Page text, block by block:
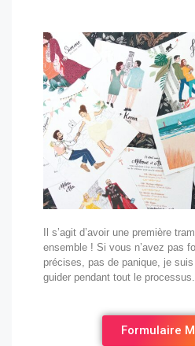
Il s’agit d’avoir une première
ensemble ! Si vous n’avez pas
précises, pas de panique, je
guider pendant tout le processus.
Formulaire